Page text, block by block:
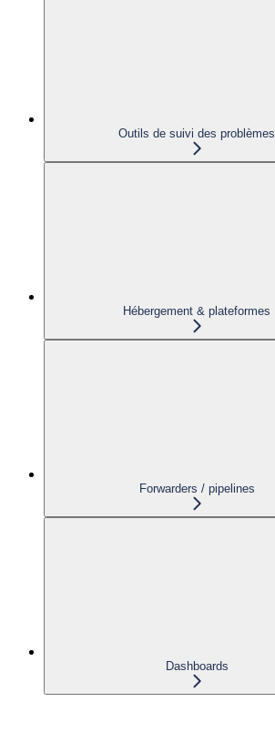
Outils de suivi des problèmes
Hébergement & plateformes
Forwarders / pipelines
Dashboards